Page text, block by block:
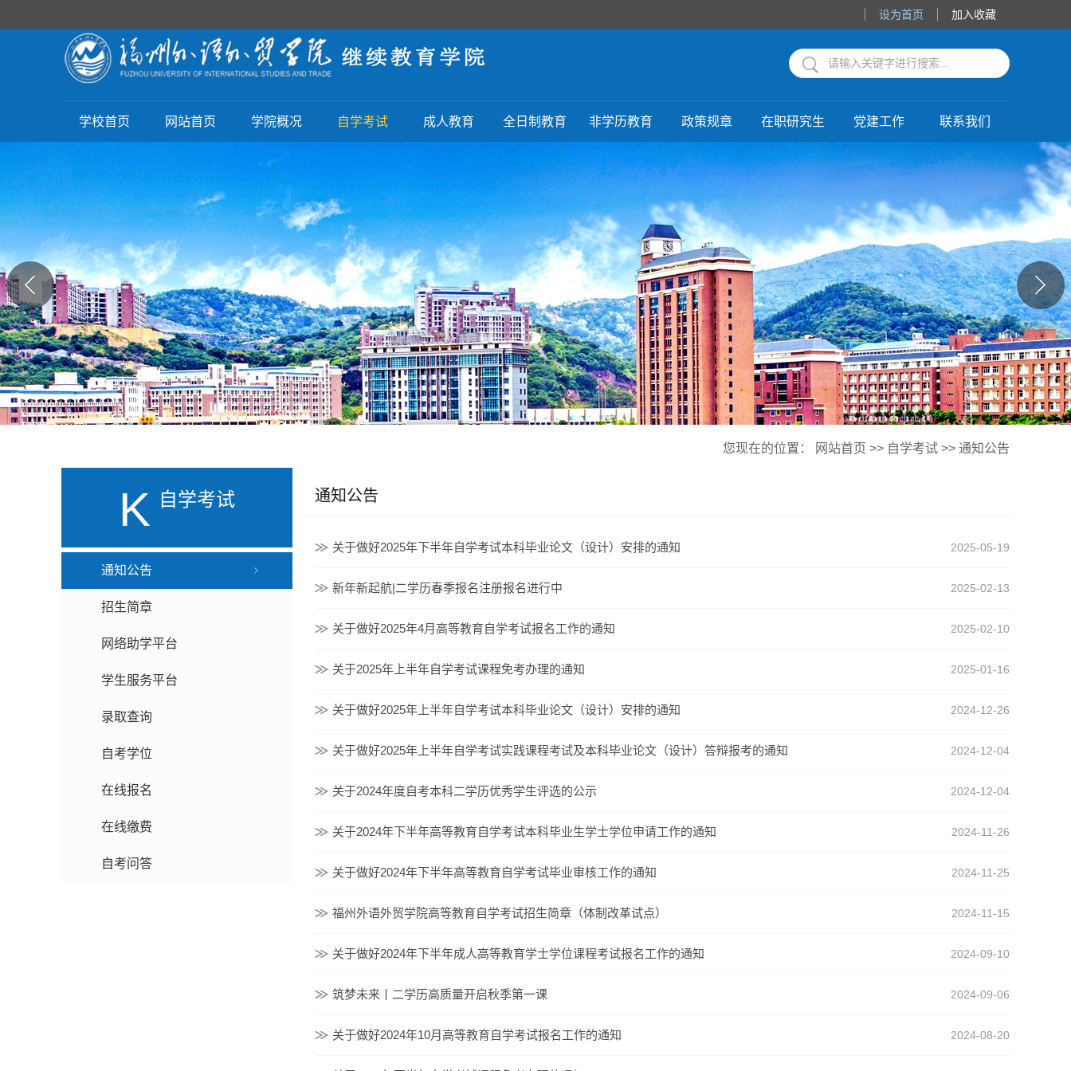
设为首页 加入收藏
学校首页 网站首页 学院概况 自学考试 成人教育 全日制教育 非学历教育 政策规章 在职研究生 党建工作 联系我们
您现在的位置： 网站首页 >> 自学考试 >> 通知公告
K 自学考试
通知公告
招生简章
网络助学平台
学生服务平台
录取查询
自考学位
在线报名
在线缴费
自考问答
通知公告
2025-05-19
关于做好2025年下半年自学考试本科毕业论文（设计）安排的通知
2025-02-13
新年新起航|二学历春季报名注册报名进行中
2025-02-10
关于做好2025年4月高等教育自学考试报名工作的通知
2025-01-16
关于2025年上半年自学考试课程免考办理的通知
2024-12-26
关于做好2025年上半年自学考试本科毕业论文（设计）安排的通知
2024-12-04
关于做好2025年上半年自学考试实践课程考试及本科毕业论文（设计）答辩报考的通知
2024-12-04
关于2024年度自考本科二学历优秀学生评选的公示
2024-11-26
关于2024年下半年高等教育自学考试本科毕业生学士学位申请工作的通知
2024-11-25
关于做好2024年下半年高等教育自学考试毕业审核工作的通知
2024-11-15
福州外语外贸学院高等教育自学考试招生简章（体制改革试点）
2024-09-10
关于做好2024年下半年成人高等教育学士学位课程考试报名工作的通知
2024-09-06
筑梦未来丨二学历高质量开启秋季第一课
2024-08-20
关于做好2024年10月高等教育自学考试报名工作的通知